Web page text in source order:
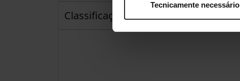
Tecnicamente necessário
Classificações